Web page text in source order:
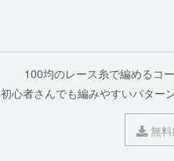
100均のレース糸で編めるコ
初心者さんでも編みやすいパター
無料